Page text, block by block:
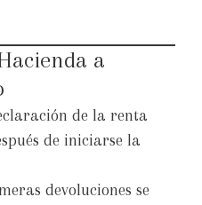
a
de la renta
de iniciarse la
devoluciones se